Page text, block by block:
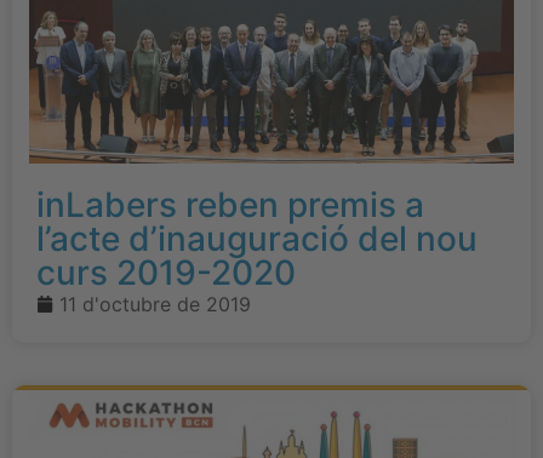
inLabers reben premis a
l’acte d’inauguració del nou
curs 2019-2020
11 d'octubre de 2019